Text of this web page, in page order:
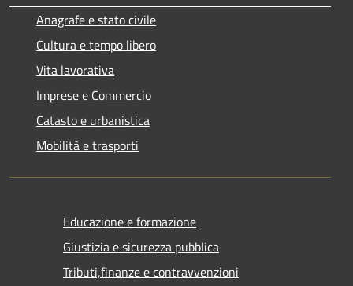
Anagrafe e stato civile
Cultura e tempo libero
Vita lavorativa
Imprese e Commercio
Catasto e urbanistica
Mobilità e trasporti
Educazione e formazione
Giustizia e sicurezza pubblica
Tributi,finanze e contravvenzioni